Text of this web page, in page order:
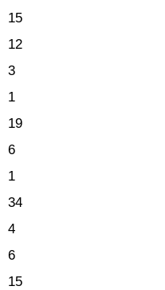
15
12
3
1
19
6
1
34
4
6
15